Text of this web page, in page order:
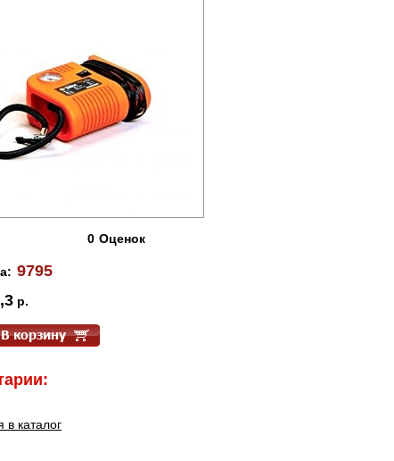
0 Оценок
9795
р.
в каталог